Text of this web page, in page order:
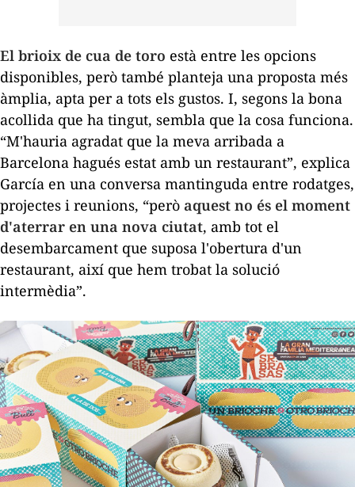
El brioix de cua de toro està entre les opcions
disponibles, però també planteja una proposta més
àmplia, apta per a tots els gustos. I, segons la bona
acollida que ha tingut, sembla que la cosa funciona.
“M'hauria agradat que la meva arribada a
Barcelona hagués estat amb un restaurant”, explica
García en una conversa mantinguda entre rodatges,
projectes i reunions, “però aquest no és el moment
d'aterrar en una nova ciutat, amb tot el
desembarcament que suposa l'obertura d'un
restaurant, així que hem trobat la solució
intermèdia”.